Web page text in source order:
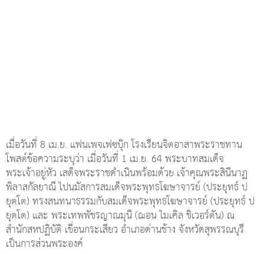
เมื่อวันที่ 8 เม.ย. แฟนเพจเฟซบุ๊ก โรงเรียนจิตอาสาพระราชทาน
โพสต์ข้อความระบุว่า เมื่อวันที่ 1 เม.ย. 64 พระบาทสมเด็จ
พระเจ้าอยู่หัว เสด็จพระราชดำเนินพร้อมด้วย เจ้าคุณพระสินีนาฏ
พิลาสกัลยาณี ไปนมัสการสมเด็จพระพุทธโฆษาจารย์ (ประยุทธ์ ป
ยุตฺโต) ทรงสนทนาธรรมกับสมเด็จพระพุทธโฆษาจารย์ (ประยุทธ์ ป
ยุตฺโต) และ พระเทพพัชรญาณมุนี (ฌอน ไมเคิล ชิเวอร์ตัน) ณ
สำนักสหปฏิบัติ เขื่อนกระเสียว อำเภอด่านช้าง จังหวัดสุพรรณบุรี
เป็นการส่วนพระองค์